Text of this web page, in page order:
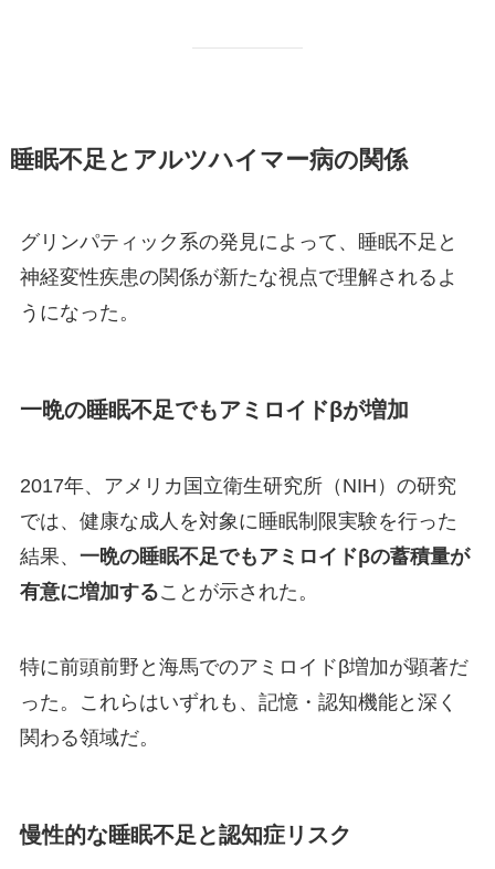
睡眠不足とアルツハイマー病の関係
グリンパティック系の発見によって、睡眠不足と
神経変性疾患の関係が新たな視点で理解されるよ
うになった。
一晩の睡眠不足でもアミロイドβが増加
2017年、アメリカ国立衛生研究所（NIH）の研究
では、健康な成人を対象に睡眠制限実験を行った
結果、 一晩の睡眠不足でもアミロイドβの蓄積量が
有意に増加することが示された。
特に前頭前野と海馬でのアミロイドβ増加が顕著だ
った。これらはいずれも、記憶・認知機能と深く
関わる領域だ。
慢性的な睡眠不足と認知症リスク